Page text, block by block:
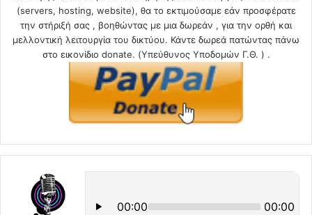
(servers, hosting, website), θα το εκτιμούσαμε εάν προσφέρατε
την στήριξή σας , βοηθώντας με μια δωρεάν , για την ορθή και
μελλοντική λειτουργία του δικτύου. Κάντε δωρεά πατώντας πάνω
στο εικονίδιο donate. (Υπεύθυνος Υποδομών Γ.Θ. ) .